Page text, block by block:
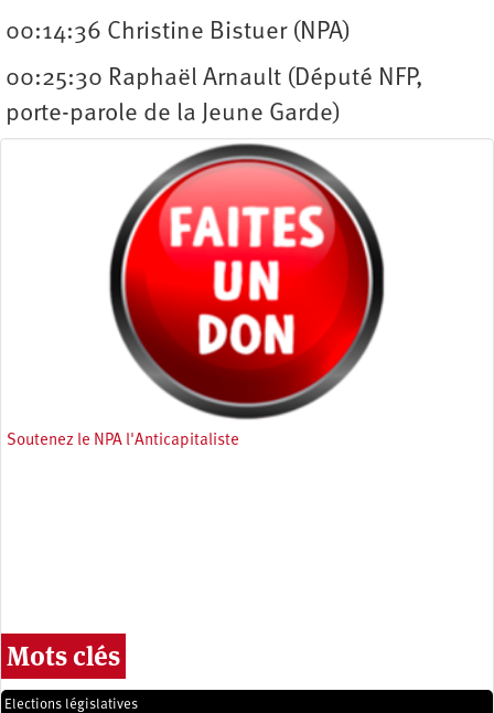
00:14:36 Christine Bistuer (NPA)
00:25:30 Raphaël Arnault (Député NFP,
porte-parole de la Jeune Garde)
Soutenez le NPA l'Anticapitaliste
Mots clés
Elections législatives